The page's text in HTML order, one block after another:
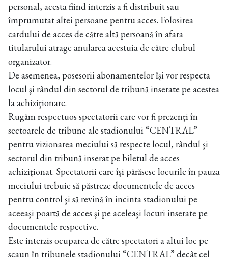
personal, acesta fiind interzis a fi distribuit sau
împrumutat altei persoane pentru acces. Folosirea
cardului de acces de către altă persoană în afara
titularului atrage anularea acestuia de către clubul
organizator.
De asemenea, posesorii abonamentelor îşi vor respecta
locul şi rândul din sectorul de tribună inserate pe acestea
la achiziţionare.
Rugăm respectuos spectatorii care vor fi prezenţi în
sectoarele de tribune ale stadionului “CENTRAL”
pentru vizionarea meciului să respecte locul, rândul şi
sectorul din tribună inserat pe biletul de acces
achiziţionat. Spectatorii care îşi părăsesc locurile în pauza
meciului trebuie să păstreze documentele de acces
pentru control şi să revină în incinta stadionului pe
aceeaşi poartă de acces şi pe aceleaşi locuri inserate pe
documentele respective.
Este interzis ocuparea de către spectatori a altui loc pe
scaun în tribunele stadionului “CENTRAL” decât cel